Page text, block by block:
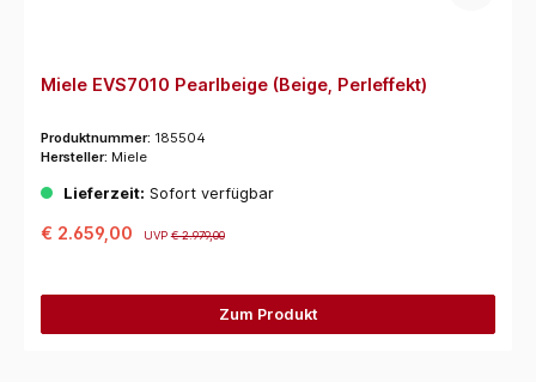
Miele EVS7010 Pearlbeige (Beige, Perleffekt)
Produktnummer: 185504
Hersteller: Miele
Lieferzeit: Sofort verfügbar
€ 2.659,00 UVP€ 2.979,00
Zum Produkt